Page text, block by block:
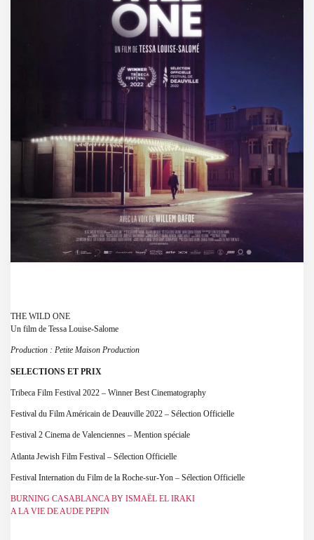
THE WILD ONE
Un film de Tessa Louise-Salome
Production : Petite Maison Production
SELECTIONS ET PRIX
Tribeca Film Festival 2022 – Winner Best Cinematography
Festival du Film Américain de Deauville 2022 – Sélection Officielle
Festival 2 Cinema de Valenciennes – Mention spéciale
Atlanta Jewish Film Festival – Sélection Officielle
Festival Internation du Film de la Roche-sur-Yon – Sélection Officielle
BURNING CASABLANCA BY ISMAËL EL IRAKI
A LA VIE DE AUDE PEPIN